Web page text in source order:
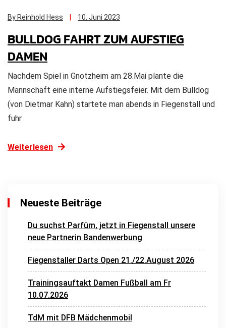
By Reinhold Hess 10. Juni 2023
BULLDOG FAHRT ZUM AUFSTIEG
DAMEN
Nachdem Spiel in Gnotzheim am 28.Mai plante die
Mannschaft eine interne Aufstiegsfeier. Mit dem Bulldog
(von Dietmar Kahn) startete man abends in Fiegenstall und
fuhr
Weiterlesen
Neueste Beiträge
Du suchst Parfüm, jetzt in Fiegenstall unsere
neue Partnerin Bandenwerbung
Fiegenstaller Darts Open 21./22.August 2026
Trainingsauftakt Damen Fußball am Fr
10.07.2026
TdM mit DFB Mädchenmobil